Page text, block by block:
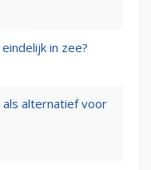
in zee?
als alternatief voor